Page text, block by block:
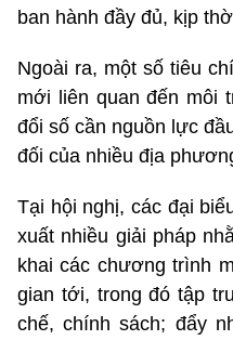
ban hành đầy đủ, kịp
Ngoài ra, một số tiêu
mới liên quan đến môi
đổi số cần nguồn lực
đối của nhiều địa
Tại hội nghị, các đại
xuất nhiều giải pháp
khai các chương trình
gian tới, trong đó tập
chế, chính sách; đẩy